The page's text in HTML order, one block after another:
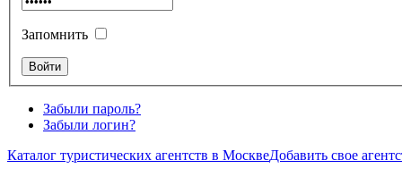
Запомнить
Забыли пароль?
Забыли логин?
Каталог туристических агентств в МосквеДобавить свое